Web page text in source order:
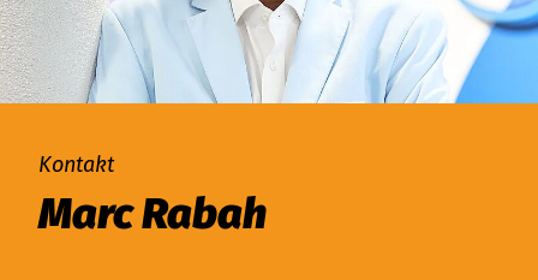
Kontakt
Marc Rabah